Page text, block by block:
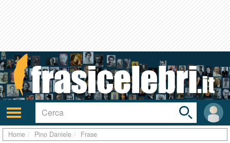
Attiva/disattiva
navigazione
User
area
Toggle
search
bar
Home Pino Daniele Frase